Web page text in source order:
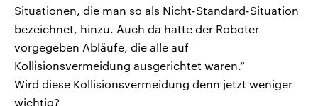
Situationen, die man so als Nicht-Standard-Situation
bezeichnet, hinzu. Auch da hatte der Roboter
vorgegeben Abläufe, die alle auf
Kollisionsvermeidung ausgerichtet waren.“
Wird diese Kollisionsvermeidung denn jetzt weniger
wichtig?